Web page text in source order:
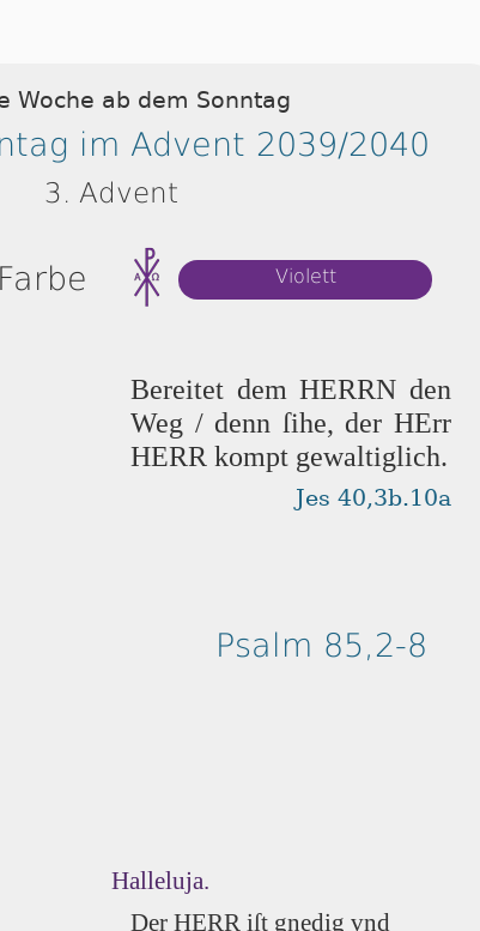
Woche ab dem Sonntag
im Advent 2039/2040
3. Advent
Violett
Bereitet dem HERRN den
Weg / denn ſi­he, der HErr
HERR kompt gewaltiglich.
Jes 40,3b.10a
Psalm 85,2-8
Halleluja.
Der HERR iſt gnedig vnd